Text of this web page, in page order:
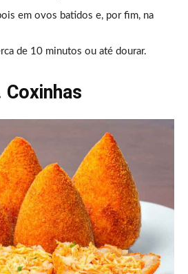
em ovos batidos e, por fim, na
de 10 minutos ou até dourar.
Coxinhas